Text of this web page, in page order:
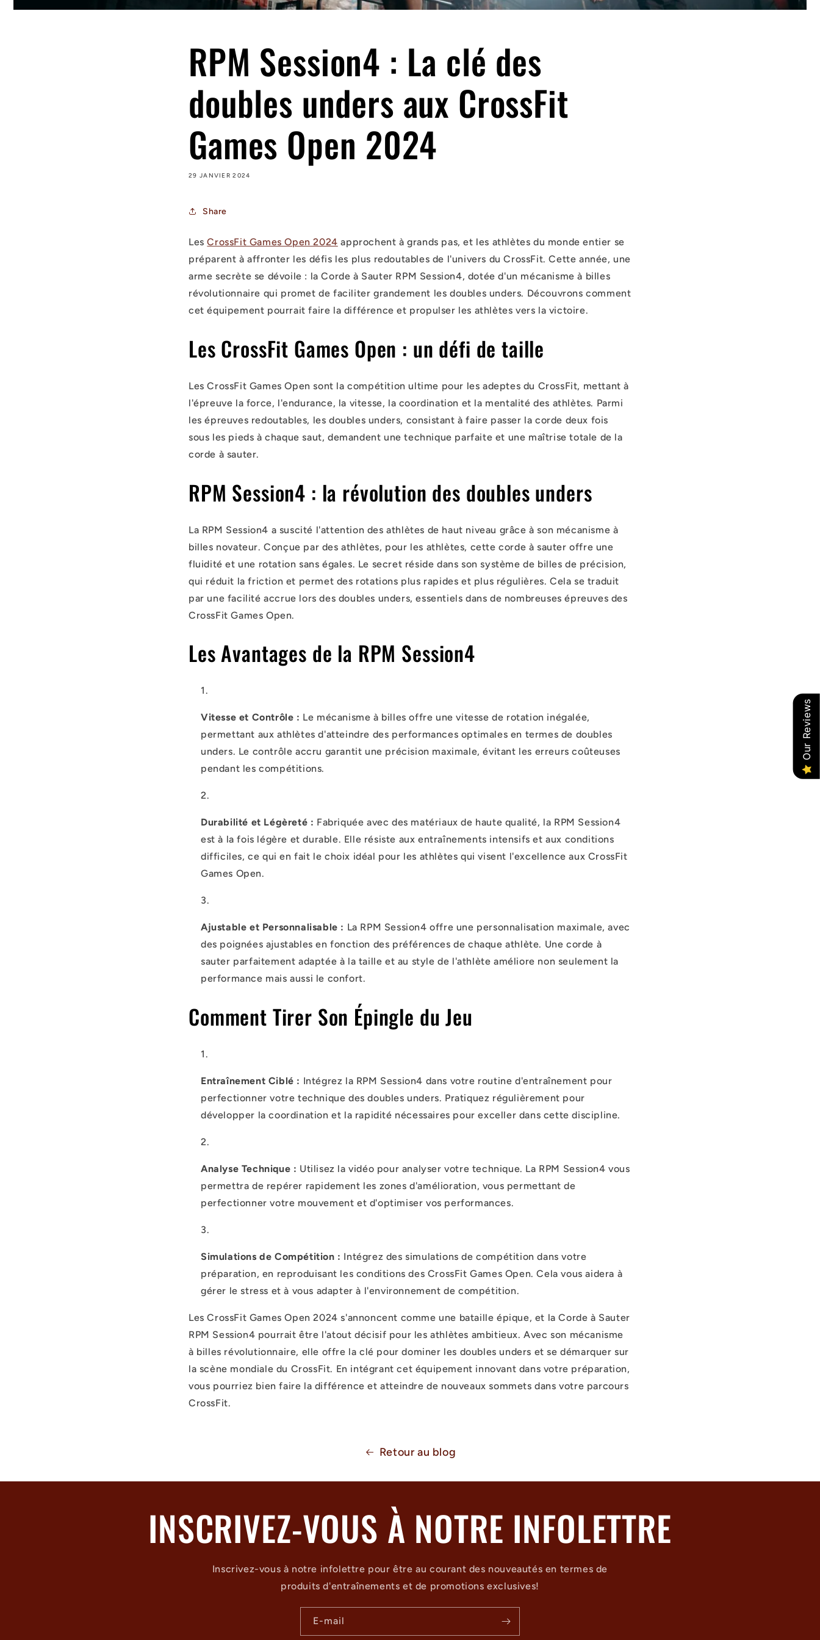
RPM Session4 : La clé des
doubles unders aux CrossFit
Games Open 2024
29 JANVIER 2024
Share
LesCrossFit Games Open 2024 approchent à grands pas, et les athlètes du monde entier se
préparent à affronter les défis les plus redoutables de l'univers du CrossFit. Cette année, une
arme secrète se dévoile : la Corde à Sauter RPM Session4, dotée d'un mécanisme à billes
révolutionnaire qui promet de faciliter grandement les doubles unders. Découvrons comment
cet équipement pourrait faire la différence et propulser les athlètes vers la victoire.
Les CrossFit Games Open : un défi de taille
Les CrossFit Games Open sont la compétition ultime pour les adeptes du CrossFit, mettant à
l'épreuve la force, l'endurance, la vitesse, la coordination et la mentalité des athlètes. Parmi
les épreuves redoutables, les doubles unders, consistant à faire passer la corde deux fois
sous les pieds à chaque saut, demandent une technique parfaite et une maîtrise totale de la
corde à sauter.
RPM Session4 : la révolution des doubles unders
La RPM Session4 a suscité l'attention des athlètes de haut niveau grâce à son mécanisme à
billes novateur. Conçue par des athlètes, pour les athlètes, cette corde à sauter offre une
fluidité et une rotation sans égales. Le secret réside dans son système de billes de précision,
qui réduit la friction et permet des rotations plus rapides et plus régulières. Cela se traduit
par une facilité accrue lors des doubles unders, essentiels dans de nombreuses épreuves des
CrossFit Games Open.
Les Avantages de la RPM Session4
Vitesse et Contrôle : Le mécanisme à billes offre une vitesse de rotation inégalée,
permettant aux athlètes d'atteindre des performances optimales en termes de doubles
unders. Le contrôle accru garantit une précision maximale, évitant les erreurs coûteuses
pendant les compétitions.
Durabilité et Légèreté : Fabriquée avec des matériaux de haute qualité, la RPM Session4
est à la fois légère et durable. Elle résiste aux entraînements intensifs et aux conditions
difficiles, ce qui en fait le choix idéal pour les athlètes qui visent l'excellence aux CrossFit
Games Open.
Ajustable et Personnalisable : La RPM Session4 offre une personnalisation maximale, avec
des poignées ajustables en fonction des préférences de chaque athlète. Une corde à
sauter parfaitement adaptée à la taille et au style de l'athlète améliore non seulement la
performance mais aussi le confort.
Comment Tirer Son Épingle du Jeu
Entraînement Ciblé : Intégrez la RPM Session4 dans votre routine d'entraînement pour
perfectionner votre technique des doubles unders. Pratiquez régulièrement pour
développer la coordination et la rapidité nécessaires pour exceller dans cette discipline.
Analyse Technique : Utilisez la vidéo pour analyser votre technique. La RPM Session4 vous
permettra de repérer rapidement les zones d'amélioration, vous permettant de
perfectionner votre mouvement et d'optimiser vos performances.
Simulations de Compétition : Intégrez des simulations de compétition dans votre
préparation, en reproduisant les conditions des CrossFit Games Open. Cela vous aidera à
gérer le stress et à vous adapter à l'environnement de compétition.
Les CrossFit GamesOpen 2024 s'annoncent comme une bataille épique, et la Corde à Sauter
RPM Session4 pourrait être l'atout décisif pour les athlètes ambitieux. Avec son mécanisme
à billes révolutionnaire, elle offre la clé pour dominer les doubles unders et se démarquer sur
la scène mondiale du CrossFit. En intégrant cet équipement innovant dans votre préparation,
vous pourriez bien faire la différence et atteindre de nouveaux sommets dans votre parcours
CrossFit.
Retour au blog
INSCRIVEZ-VOUS À NOTRE INFOLETTRE
Inscrivez-vous à notre infolettre pour être au courant des nouveautés en termes de
produits d'entraînements et de promotions exclusives!
E-mail
Our Reviews